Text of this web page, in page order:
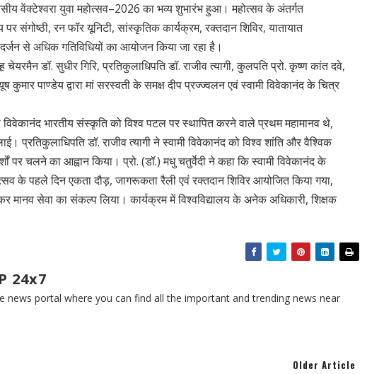
वेंक्टेश्वरा युवा महोत्सव–2026 का भव्य शुभारंभ हुआ। महोत्सव के अंतर्गत
संगोष्ठी, रन फॉर यूनिटी, सांस्कृतिक कार्यक्रम, रक्तदान शिविर, यातायात
से अधिक गतिविधियों का आयोजन किया जा रहा है।
डॉ. सुधीर गिरि, प्रतिकुलाधिपति डॉ. राजीव त्यागी, कुलपति प्रो. कृष्ण कांत दवे,
कुमार पाण्डेय द्वारा मां सरस्वती के समक्ष दीप प्रज्ज्वलन एवं स्वामी विवेकानंद के चित्र
विवेकानंद भारतीय संस्कृति को विश्व पटल पर स्थापित करने वाले प्रथम महामानव थे,
प्रतिकुलाधिपति डॉ. राजीव त्यागी ने स्वामी विवेकानंद को विश्व शांति और वैश्विक
चलने का आह्वान किया। प्रो. (डॉ.) मधु चतुर्वेदी ने कहा कि स्वामी विवेकानंद के
के पहले दिन एकता दौड़, जागरूकता रैली एवं रक्तदान शिविर आयोजित किया गया,
सेवा का संकल्प लिया। कार्यक्रम में विश्वविद्यालय के अनेक अधिकारी, शिक्षक
24x7
news portal where you can find all the important and trending news near
Older Article